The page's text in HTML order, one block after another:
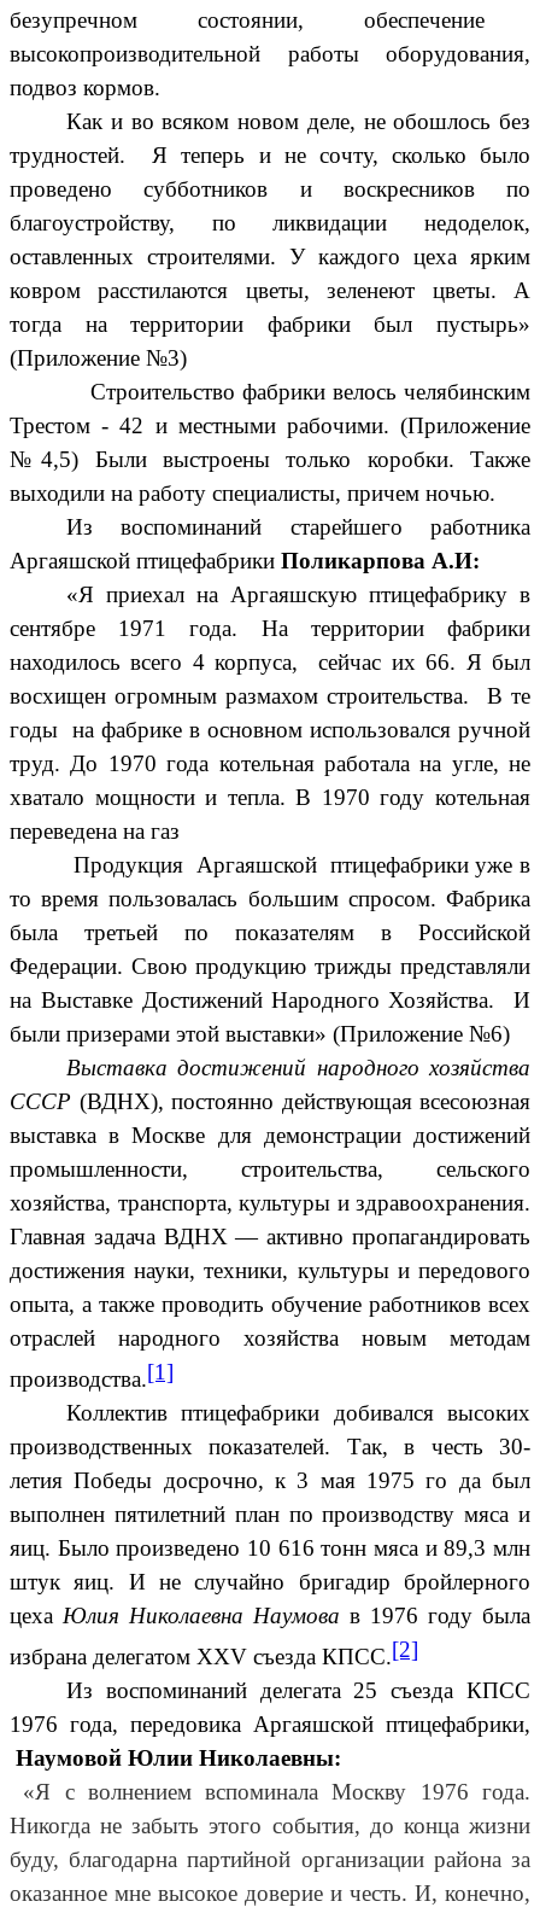
безупречном
состоянии,
обеспечение
высокопроизводительной работы оборудования,
подвоз кормов.
Как и во всяком новом деле, не обошлось без
трудностей. Я теперь и не сочту, сколько было
проведено субботников и воскресников по
благоустройству, по ликвидации недоделок,
оставленных строителями. У каждого цеха ярким
ковром расстилаются цветы, зеленеют цветы. А
тогда на территории фабрики был пустырь»
(Приложение №3)
Строительство фабрики велось челябинским
Трестом - 42 и местными рабочими. (Приложение
№4,5) Были выстроены только коробки. Также
выходили на работу специалисты, причем ночью.
Из воспоминаний старейшего работника
Аргаяшской птицефабрики Поликарпова А.И:
«Я приехал на Аргаяшскую птицефабрику в
сентябре 1971 года. На территории фабрики
находилось всего 4 корпуса, сейчас их 66. Я был
восхищен огромным размахом строительства. В те
годы на фабрике в основном использовался ручной
труд. До 1970 года котельная работала на угле, не
хватало мощности и тепла. В 1970 году котельная
переведена на газ
Продукция Аргаяшской птицефабрики уже в
то время пользовалась большим спросом. Фабрика
была третьей по показателям в Российской
Федерации. Свою продукцию трижды представляли
на Выставке Достижений Народного Хозяйства. И
были призерами этой выставки» (Приложение №6)
Выставка достижений народного хозяйства
СССР (ВДНХ), постоянно действующая всесоюзная
выставка в Москве для демонстрации достижений
промышленности, строительства, сельского
хозяйства, транспорта, культуры и здравоохранения.
Главная задача ВДНХ — активно пропагандировать
достижения науки, техники, культуры и передового
опыта, а также проводить обучение работников всех
отраслей народного хозяйства новым методам
производства.[1]
Коллектив птицефабрики добивался высоких
производственных показателей. Так, в честь 30-
летия Победы досрочно, к 3 мая 1975 го да был
выполнен пятилетний план по производству мяса и
яиц. Было произведено 10 616 тонн мяса и 89,3 млн
штук яиц. И не случайно бригадир бройлерного
цеха Юлия Николаевна Наумова в 1976 году была
избрана делегатом XXV съезда КПСС.[2]
Из воспоминаний делегата 25 съезда КПСС
1976 года, передовика Аргаяшской птицефабрики,
Наумовой Юлии Николаевны:
«Я с волнением вспоминала Москву 1976 года.
Никогда не забыть этого события, до конца жизни
буду, благодарна партийной организации района за
оказанное мне высокое доверие и честь. И, конечно,